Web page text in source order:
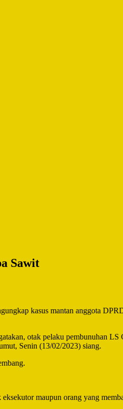
Sawit
kasus mantan anggota
otak pelaku pembunuhan LS
Senin (13/02/2023) siang.
maupun orang yang